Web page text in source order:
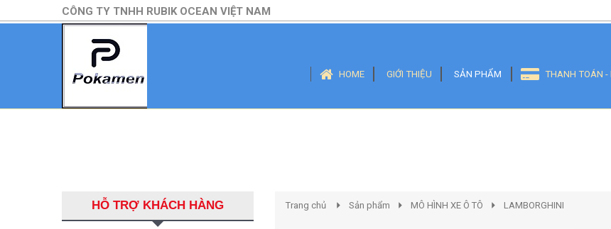
CÔNG TY TNHH RUBIK OCEAN VIỆT NAM
HOME GIỚI THIỆU SẢN PHẨM THANH TOÁN -
HỖ TRỢ KHÁCH HÀNG Trang chủ Sản phẩm MÔ HÌNH XE Ô TÔ LAMBORGHINI